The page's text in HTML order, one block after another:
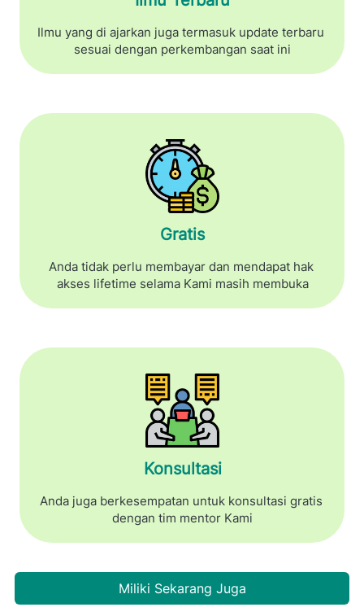
Ilmu yang di ajarkan juga termasuk update terbaru
sesuai dengan perkembangan saat ini
Gratis
Anda tidak perlu membayar dan mendapat hak
akses lifetime selama Kami masih membuka
Konsultasi
Anda juga berkesempatan untuk konsultasi gratis
dengan tim mentor Kami
`Miliki Sekarang Juga